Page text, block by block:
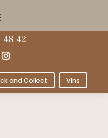
48 42
and Collect Vins